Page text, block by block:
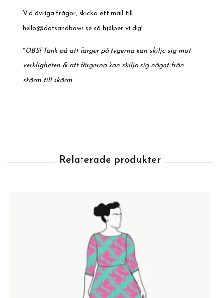
Vid övriga frågor, skicka ett mail till
hello@dotsandbows.se så hjälper vi dig!
*OBS! Tänk på att färger på tygerna kan skilja sig mot
verkligheten & att färgerna kan skilja sig något från
skärm till skärm